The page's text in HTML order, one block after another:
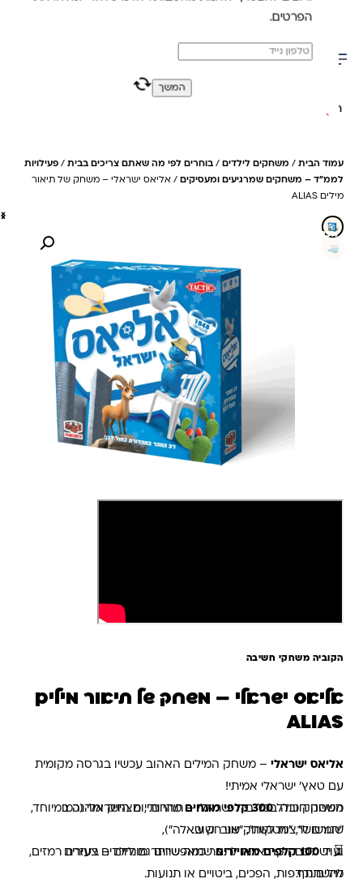
משלוח מהיר חינם בקניה מעל 299 ₪ (למעט ריהוט)
חיפוש באתר
עמוד הבית/משחקים לילדים/בוחרים לפי מה שאתם צריכים בבית/פעילויות
לממ״ד – משחקים שמרגיעים ומעסיקים/ אליאס ישראלי – משחק של תיאור
מילים ALIAS
23%- חיסכון
הקוביה משחקי חשיבה
אליאס ישראלי – משחק של תיאור מילים
ALIAS
אליאס ישראלי– משחק המילים האהוב עכשיו בגרסה מקומית
עם טאץ' ישראלי אמיתי!
משחק חובה בכל בית ישראלי – תחרותי, מצחיק ומהנה במיוחד,
שגורם לרצות לשחק שוב ושוב.
המשחק כולל300 קלפי מונחים מהיום־יום הישראלי (כמו
"חמשוש", "מטקות", "אני רק שאלה"),
ועוד 100 קלפים מאויירים שמאפשרים גם לילדים צעירים
להשתתף.
⏳ יש לכם דקה אחת לתאר כמה שיותר מונחים – בעזרת רמזים,
מילים נרדפות, הפכים, ביטויים או תנועות.
הפרטים.
המשך